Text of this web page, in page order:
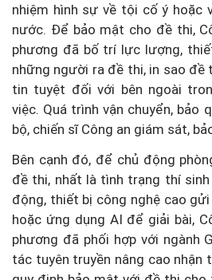
nhiệm hình sự về tội cố ý hoặc
nước. Để bảo mật cho đề thi,
phương đã bố trí lực lượng,
những người ra đề thi, in sao
tin tuyệt đối với bên ngoài
việc. Quá trình vận chuyển, bảo
bộ, chiến sĩ Công an giám sát,
Bên cạnh đó, để chủ động
đề thi, nhất là tình trạng thí
động, thiết bị công nghệ cao
hoặc ứng dụng AI để giải bài,
phương đã phối hợp với ngành
tác tuyên truyền nâng cao nhận